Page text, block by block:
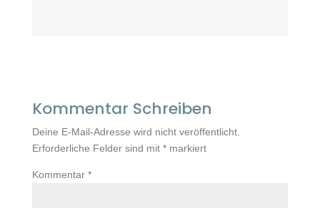
Kommentar Schreiben
Deine E-Mail-Adresse wird nicht veröffentlicht.
Erforderliche Felder sind mit *markiert
Kommentar *